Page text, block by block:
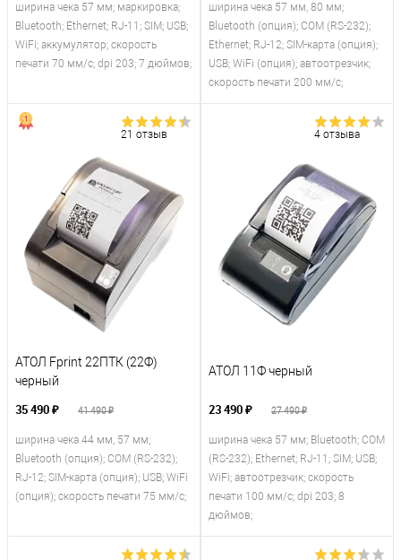
ширина чека 57 мм; маркировка;
Bluetooth; Ethernet; RJ-11; SIM; USB;
WiFi; аккумулятор; скорость
печати 70 мм/с; dpi 203; 7 дюймов;
ширина чека 57 мм, 80 мм;
Bluetooth (опция); COM (RS-232);
Ethernet; RJ-12; SIM-карта (опция);
USB; WiFi (опция); автоотрезчик;
скорость печати 200 мм/с;
21 отзыв
АТОЛ Fprint 22ПТК (22Ф)
черный
35 490 ₽ 41 490 ₽
ширина чека 44 мм, 57 мм;
Bluetooth (опция); COM (RS-232);
RJ-12; SIM-карта (опция); USB; WiFi
(опция); скорость печати 75 мм/с;
4 отзыва
АТОЛ 11Ф черный
23 490 ₽ 27 490 ₽
ширина чека 57 мм; Bluetooth; COM
(RS-232); Ethernet; RJ-11; SIM; USB;
WiFi; автоотрезчик; скорость
печати 100 мм/с; dpi 203; 8
дюймов;